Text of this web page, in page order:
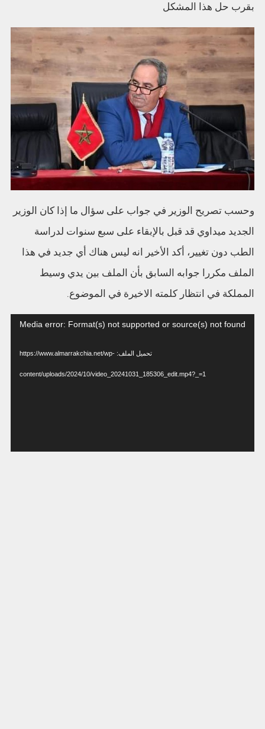
بقرب حل هذا المشكل
وحسب تصريح الوزير في جواب على سؤال ما إذا كان الوزير
الجديد ميداوي قد قبل بالإبقاء على سبع سنوات لدراسة
الطب دون تغيير، أكد الأخير انه ليس هناك أي جديد في هذا
الملف مكررا جوابه السابق بأن الملف بين يدي وسيط
المملكة في انتظار كلمته الاخيرة في الموضوع.
مشغل
Media error: Format(s) not supported or source(s) not found
تحميل الملف: https://www.almarrakchia.net/wp-
content/uploads/2024/10/video_20241031_185306_edit.mp4?_=1